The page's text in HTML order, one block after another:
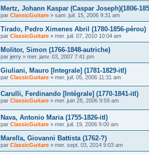
Mertz, Johann Kaspar (Caspar Joseph)(1806-
par ClassicGuitare » sam. juil. 15, 2006 9:31 am
Tirado, Pedro Ximenes Abril (1780-1856-pérou)
par ClassicGuitare » mer. juil. 07, 2010 10:04 am
Molitor, Simon (1766-1848-autriche)
par jerry » mer. janv. 03, 2007 7:41 pm
Giuliani, Mauro [Integrale] (1781-1829-itl)
par ClassicGuitare » mer. juil. 05, 2006 11:31 am
Carulli, Ferdinando [Intégrale] (1770-1841-itl)
par ClassicGuitare » mer. juin 28, 2006 9:59 am
Nava, Antonio Maria (1755-1826-itl)
par ClassicGuitare » mer. juil. 19, 2006 9:00 am
Marella, Giovanni Battista (1762-?)
par ClassicGuitare » mer. sept. 03, 2014 9:03 am